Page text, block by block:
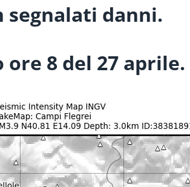
segnalati danni.
8 del 27 aprile.